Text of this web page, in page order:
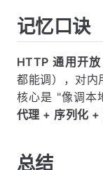
变体二：
变体三：
变体四："介
记忆口诀
都能调），对内